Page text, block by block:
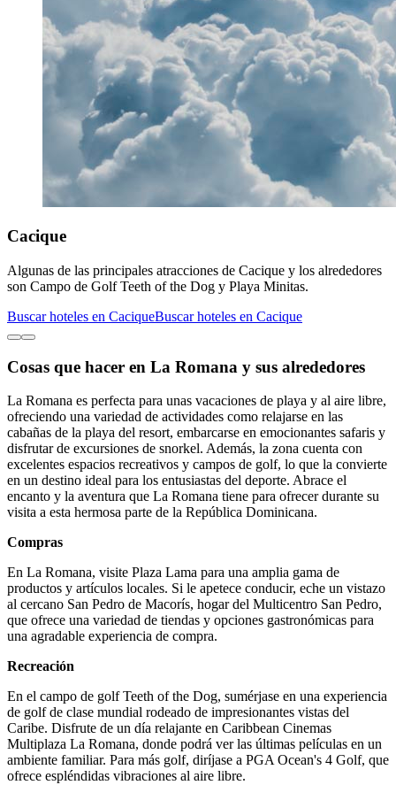
Cacique
Algunas de las principales atracciones de Cacique y los alrededores
son Campo de Golf Teeth of the Dog y Playa Minitas.
Buscar hoteles en CaciqueBuscar hoteles en Cacique
Cosas que hacer en La Romana y sus alrededores
La Romana es perfecta para unas vacaciones de playa y al aire libre,
ofreciendo una variedad de actividades como relajarse en las
cabañas de la playa del resort, embarcarse en emocionantes safaris y
disfrutar de excursiones de snorkel. Además, la zona cuenta con
excelentes espacios recreativos y campos de golf, lo que la convierte
en un destino ideal para los entusiastas del deporte. Abrace el
encanto y la aventura que La Romana tiene para ofrecer durante su
visita a esta hermosa parte de la República Dominicana.
Compras
En La Romana, visite Plaza Lama para una amplia gama de
productos y artículos locales. Si le apetece conducir, eche un vistazo
al cercano San Pedro de Macorís, hogar del Multicentro San Pedro,
que ofrece una variedad de tiendas y opciones gastronómicas para
una agradable experiencia de compra.
Recreación
En el campo de golf Teeth of the Dog, sumérjase en una experiencia
de golf de clase mundial rodeado de impresionantes vistas del
Caribe. Disfrute de un día relajante en Caribbean Cinemas
Multiplaza La Romana, donde podrá ver las últimas películas en un
ambiente familiar. Para más golf, diríjase a PGA Ocean's 4 Golf, que
ofrece espléndidas vibraciones al aire libre.